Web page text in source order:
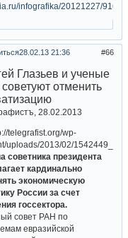
infografika/20121227/
66
28.02.13 21:36
Глазьев и ученые
отменить
28.02.2013
советника президента
кардинально
экономическую
России за счет
госсектора.
совет РАН по
евразийской